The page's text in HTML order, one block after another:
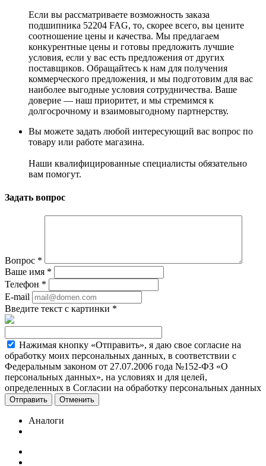
Если вы рассматриваете возможность заказа
подшипника 52204 FAG, то, скорее всего, вы цените
соотношение цены и качества. Мы предлагаем
конкурентные цены и готовы предложить лучшие
условия, если у вас есть предложения от других
поставщиков. Обращайтесь к нам для получения
коммерческого предложения, и мы подготовим для вас
наиболее выгодные условия сотрудничества. Ваше
доверие — наш приоритет, и мы стремимся к
долгосрочному и взаимовыгодному партнерству.
Вы можете задать любой интересующий вас вопрос по
товару или работе магазина.
Наши квалифицированные специалисты обязательно
вам помогут.
Задать вопрос
Вопрос *
Ваше имя *
Телефон *
E-mail
Введите текст с картинки *
Нажимая кнопку «Отправить», я даю свое согласие на
обработку моих персональных данных, в соответствии с
Федеральным законом от 27.07.2006 года №152-ФЗ «О
персональных данных», на условиях и для целей,
определенных в Согласии на обработку персональных данных
Отменить
Аналоги